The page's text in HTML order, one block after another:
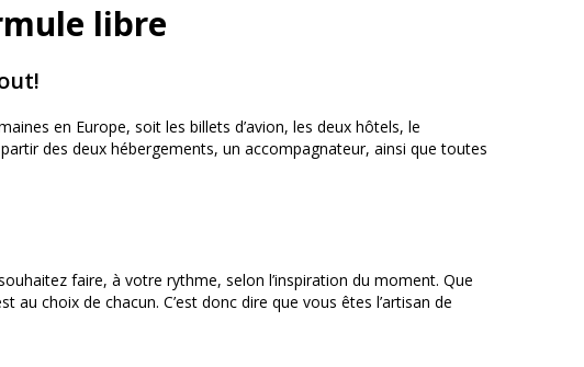
libre
en Europe, soit les billets d’avion, les deux hôtels, le
des deux hébergements, un accompagnateur, ainsi que toutes
faire, à votre rythme, selon l’inspiration du moment. Que
choix de chacun. C’est donc dire que vous êtes l’artisan de